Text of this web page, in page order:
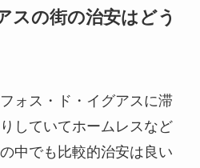
スの街の治安はどう
ォス・ド・イグアスに滞
していてホームレスなど
中でも比較的治安は良い